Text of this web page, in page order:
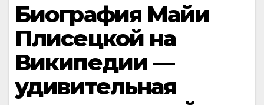
Биография Майи
Плисецкой на
Википедии —
удивительная